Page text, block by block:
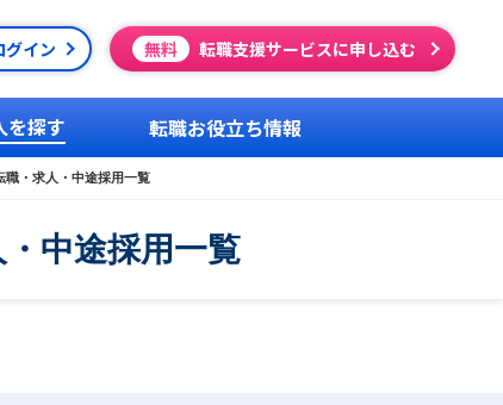
グイン 無料 転職支援サービスに申し込む
を探す 転職お役立ち情報
職・求人・中途採用一覧
中途採用一覧